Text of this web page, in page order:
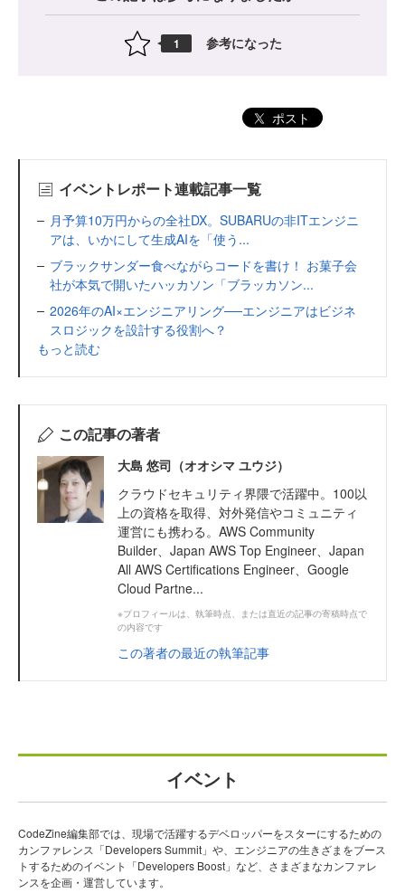
1 参考になった
ポスト
イベントレポート連載記事一覧
月予算10万円からの全社DX。SUBARUの非ITエンジニ
アは、いかにして生成AIを「使う...
ブラックサンダー食べながらコードを書け！ お菓子会
社が本気で開いたハッカソン「ブラッカソン...
2026年のAI×エンジニアリング──エンジニアはビジネ
スロジックを設計する役割へ？
もっと読む
この記事の著者
大島 悠司（オオシマ ユウジ）
クラウドセキュリティ界隈で活躍中。100以
上の資格を取得、対外発信やコミュニティ
運営にも携わる。AWS Community
Builder、Japan AWS Top Engineer、Japan
All AWS Certifications Engineer、Google
Cloud Partne...
※プロフィールは、執筆時点、または直近の記事の寄稿時点で
の内容です
この著者の最近の執筆記事
イベント
CodeZine編集部では、現場で活躍するデベロッパーをスターにするための
カンファレンス「Developers Summit」や、エンジニアの生きざまをブース
トするためのイベント「Developers Boost」など、さまざまなカンファレ
ンスを企画・運営しています。